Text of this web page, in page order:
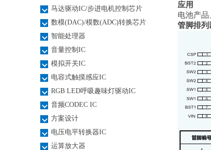
马达驱动IC/步进电机控制芯片
数模(DAC)/模数(ADC)转换芯片
智能处理器
音量控制IC
模拟开关IC
电容式触摸感应IC
RGB LED呼吸趣味灯驱动IC
音频CODEC IC
方案设计
电压电平转换器IC
运算放大器
应用
电池产品
管脚排列